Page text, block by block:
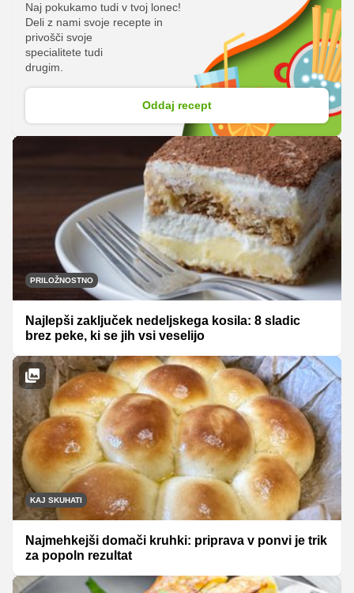
Naj pokukamo tudi v tvoj lonec!
Deli z nami svoje recepte in
privošči svoje
specialitete tudi
drugim.
Oddaj recept
PRILOŽNOSTNO
Najlepši zaključek nedeljskega kosila: 8 sladic
brez peke, ki se jih vsi veselijo
KAJ SKUHATI
Najmehkejši domači kruhki: priprava v ponvi je trik
za popoln rezultat